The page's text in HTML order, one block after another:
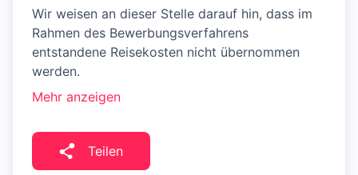
Wir weisen an dieser Stelle darauf hin, dass im
Rahmen des Bewerbungsverfahrens
entstandene Reisekosten nicht übernommen
werden.
Mehr anzeigen
Teilen